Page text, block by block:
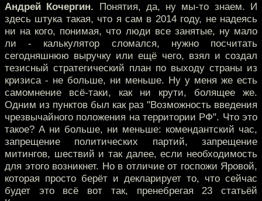
Андрей Кочергин. Понятия, да, ну мы-то знаем. И
здесь штука такая, что я сам в 2014 году, не надеясь
ни на кого, понимая, что люди все занятые, ну мало
ли - калькулятор сломался, нужно посчитать
сегодняшнюю выручку или ещё чего, взял и создал
тезисный стратегический план по выходу страны из
кризиса - не больше, ни меньше. Ну у меня же есть
самомнение всё-таки, как ни крути, болящее же.
Одним из пунктов был как раз "Возможность введения
чрезвычайного положения на территории РФ". Что это
такое? А ни больше, ни меньше: комендантский час,
запрещение политических партий, запрещение
митингов, шествий и так далее, если необходимость
для этого возникнет. Но в отличие от госпожи Яровой,
которая просто берёт и декларирует то, что сейчас
будет это всё вот так, пренебрегая 23 статьёй